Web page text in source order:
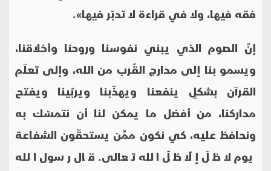
فقه فيها، ولا في قراءة لا تدبّر فيها».
إنّ الصوم الذي يبني نفوسنا وروحنا وأخلاقنا،
ويسمو بنا إلى مدارج القُرب من الله، وإلى تعلّم
القرآن بشكلٍ ينفعنا ويهذّبنا ويربّينا ويفتح
مداركنا، من أفضل ما يمكن لنا أن نتمسّك به
ونحافظ عليه، كي نكون ممَّن يستحقّون الشفاعة
يوم لا ظلّ إلّا ظلّ الله تعالى. قال رسول الله